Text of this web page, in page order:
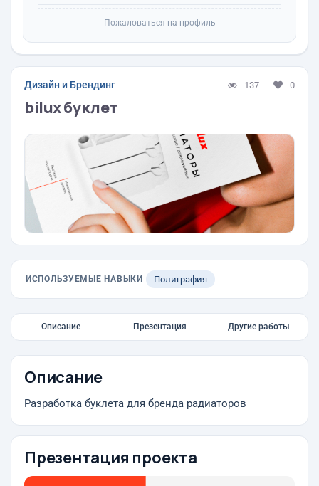
Пожаловаться на профиль
Дизайн и Брендинг 137 0
bilux буклет
ИСПОЛЬЗУЕМЫЕ НАВЫКИ Полиграфия
Описание Презентация Другие работы
Описание
Разработка буклета для бренда радиаторов
Презентация проекта